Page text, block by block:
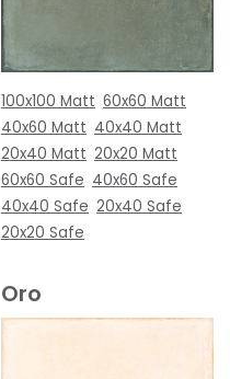
100x100 Matt 60x60 Matt
40x60 Matt 40x40 Matt
20x40 Matt 20x20 Matt
60x60 Safe 40x60 Safe
40x40 Safe 20x40 Safe
20x20 Safe
Oro